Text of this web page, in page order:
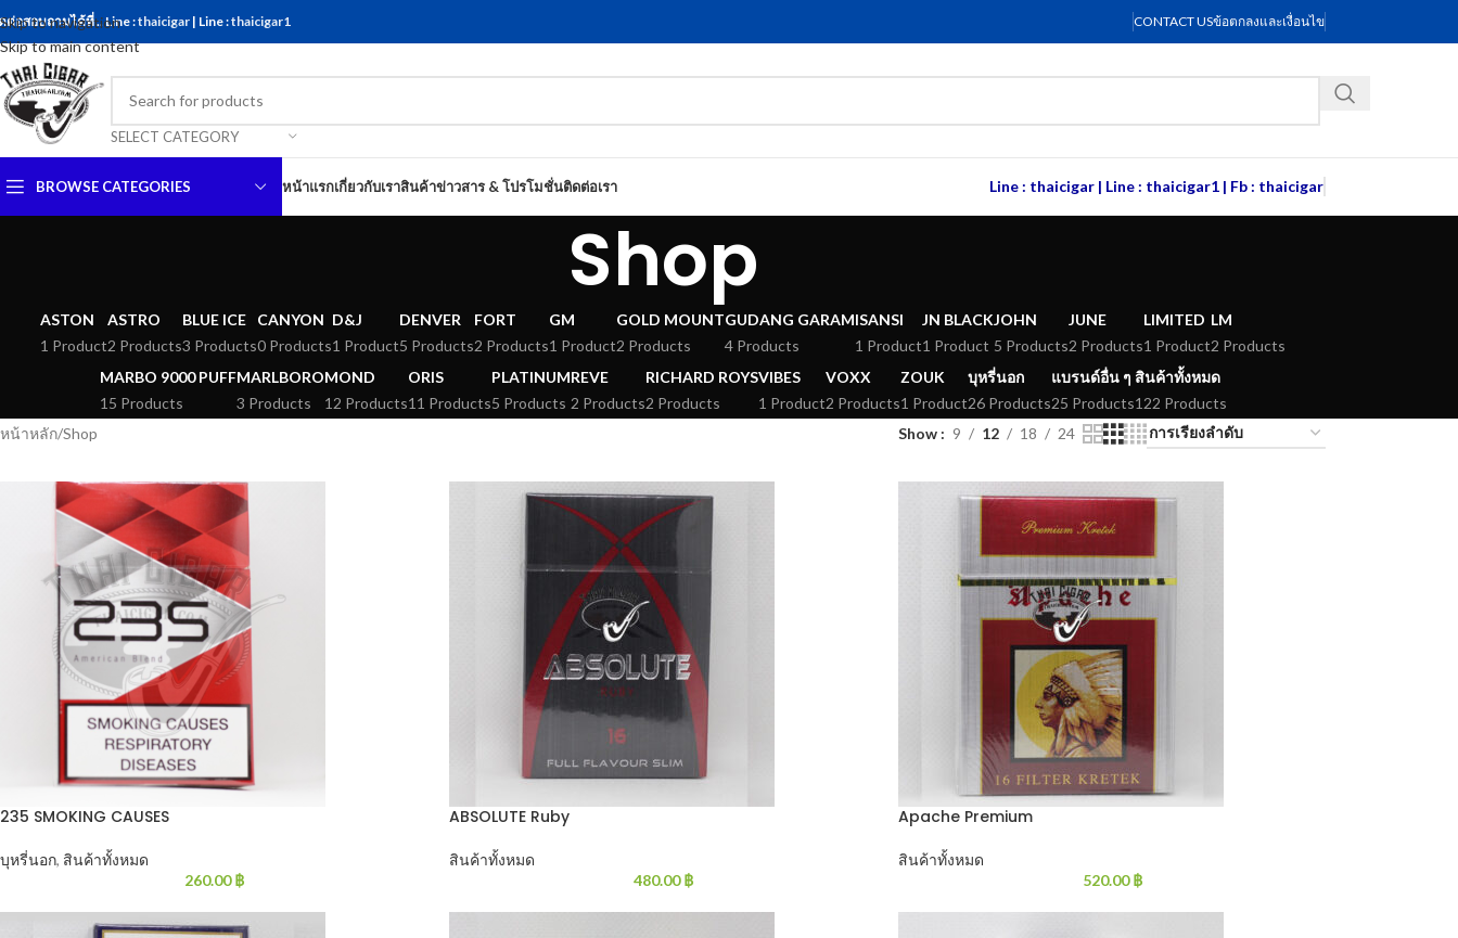
Skip to navigation
Skip to main content
ต่อสอบถามได้ที่ .. Line :thaicigar | Line :thaicigar1 CONTACT USข้อตกลงและเงื่อนไข
SELECT CATEGORY
BROWSE CATEGORIES หน้าแรกเกี่ยวกับเราสินค้าข่าวสาร & โปรโมชั่นติดต่อเรา Line : thaicigar | Line : thaicigar1 | Fb : thaicigar
Shop
ASTON
1 Product
ASTRO
2 Products
BLUE ICE
3 Products
CANYON
0 Products
D&J
1 Product
DENVER
5 Products
FORT
2 Products
GM
1 Product
GOLD MOUNT
2 Products
GUDANG GARAM
4 Products
ISANSI
1 Product
JN BLACK
1 Product
JOHN
5 Products
JUNE
2 Products
LIMITED
1 Product
LM
2 Products
MARBO 9000 PUFF
15 Products
MARLBORO
3 Products
MOND
12 Products
ORIS
11 Products
PLATINUM
5 Products
REVE
2 Products
RICHARD ROYS
2 Products
VIBES
1 Product
VOXX
2 Products
ZOUK
1 Product
บุหรี่นอก
26 Products
แบรนด์อื่น ๆ
25 Products
สินค้าทั้งหมด
122 Products
หน้าหลัก Shop Show 9 12 18 24
235 SMOKING CAUSES
บุหรี่นอก, สินค้าทั้งหมด
260.00฿
ABSOLUTE Ruby
สินค้าทั้งหมด
480.00฿
Apache Premium
สินค้าทั้งหมด
520.00฿